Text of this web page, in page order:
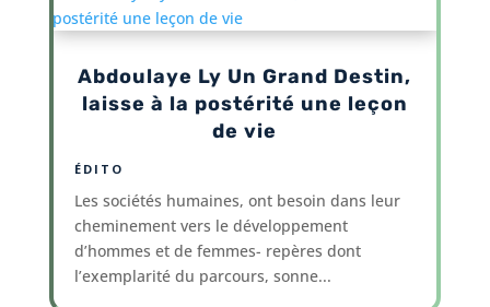
Abdoulaye Ly Un Grand Destin,
laisse à la postérité une leçon
de vie
ÉDITO
Les sociétés humaines, ont besoin dans leur
cheminement vers le développement
d’hommes et de femmes- repères dont
l’exemplarité du parcours, sonne...